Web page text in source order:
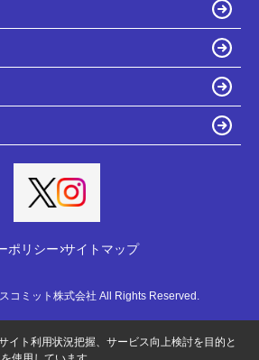
ポリシー サイトマップ
コミット株式会社 All Rights Reserved.
イト利用状況把握、サービス向上検討を目的と